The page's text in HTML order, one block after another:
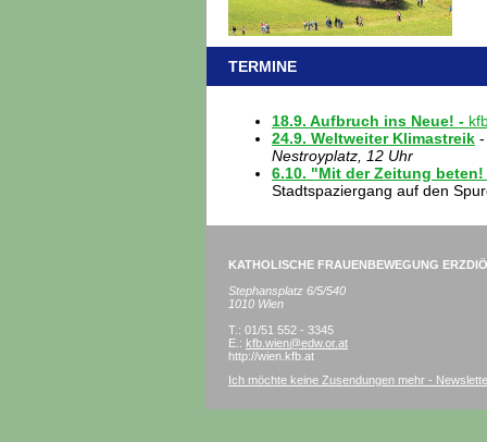
TERMINE
18.9. Aufbruch ins Neue! -
24.9. Weltweiter Klimastreik
Nestroyplatz, 12 Uhr
6.10. "Mit der Zeitung beten!
Stadtspaziergang auf den
KATHOLISCHE FRAUENBEWEGUNG
Stephansplatz 6/5/540
1010 Wien
T.: 01/51 552 - 3345
E.: kfb.wien@edw.or.at
http://wien.kfb.at
Ich möchte keine Zusendungen mehr -